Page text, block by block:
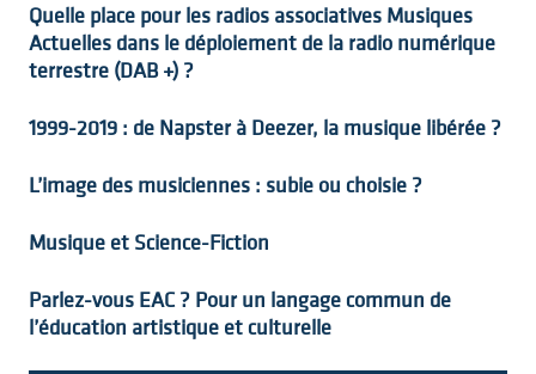
Quelle place pour les radios associatives Musiques
Actuelles dans le déploiement de la radio numérique
terrestre (DAB +) ?
1999-2019 : de Napster à Deezer, la musique libérée ?
L’image des musiciennes : subie ou choisie ?
Musique et Science-Fiction
Parlez-vous EAC ? Pour un langage commun de
l’éducation artistique et culturelle